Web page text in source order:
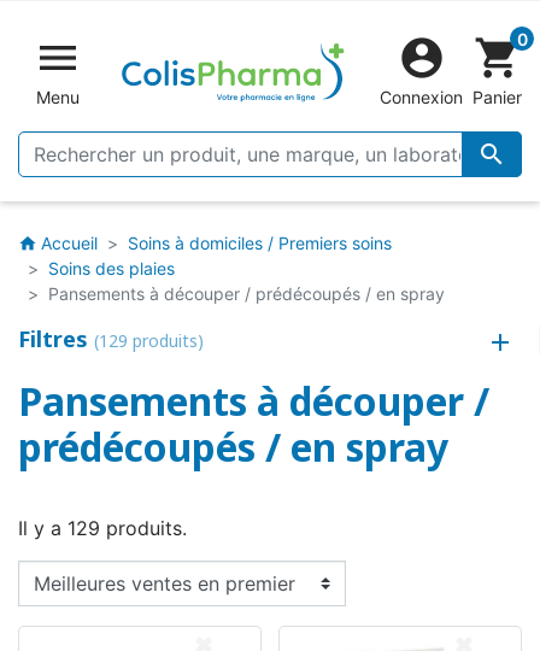

Menu


Connexion
shopping_cart0
Panier
home Accueil
Soins à domiciles / Premiers soins
Soins des plaies
Pansements à découper / prédécoupés / en spray
Filtres (129 produits)
Pansements à découper /
prédécoupés / en spray
Il y a 129 produits.